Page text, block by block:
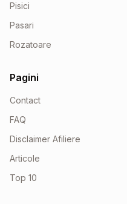
Pisici
Pasari
Rozatoare
Pagini
Contact
FAQ
Disclaimer Afiliere
Articole
Top 10